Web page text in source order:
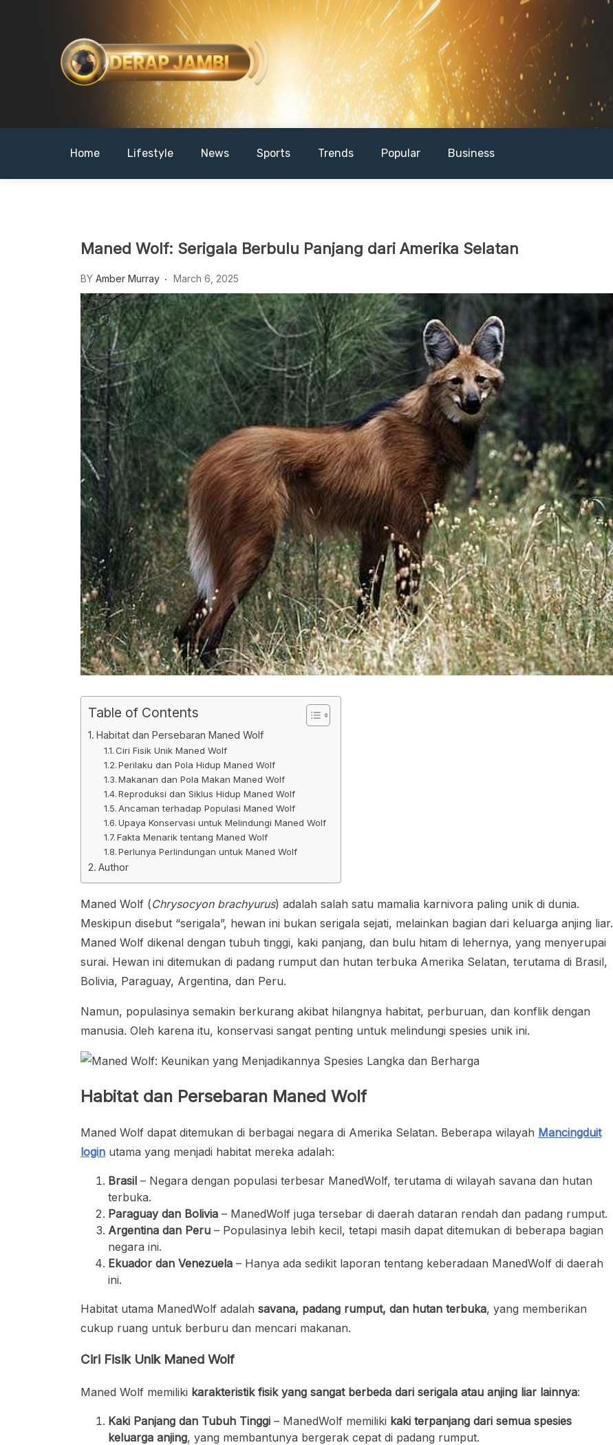
DERAPJAMBI
Home Lifestyle News Sports Trends Popular Business
Maned Wolf: Serigala Berbulu Panjang dari Amerika Selatan
BY Amber Murray March 6, 2025
Table of Contents
Habitat dan Persebaran Maned Wolf
Ciri Fisik Unik Maned Wolf
Perilaku dan Pola Hidup Maned Wolf
Makanan dan Pola Makan Maned Wolf
Reproduksi dan Siklus Hidup Maned Wolf
Ancaman terhadap Populasi Maned Wolf
Upaya Konservasi untuk Melindungi Maned Wolf
Fakta Menarik tentang Maned Wolf
Perlunya Perlindungan untuk Maned Wolf
Author
Maned Wolf (Chrysocyon brachyurus) adalah salah satu mamalia karnivora paling unik di dunia.
Meskipun disebut “serigala”, hewan ini bukan serigala sejati, melainkan bagian dari keluarga anjing liar.
Maned Wolf dikenal dengan tubuh tinggi, kaki panjang, dan bulu hitam di lehernya, yang menyerupai
surai. Hewan ini ditemukan di padang rumput dan hutan terbuka Amerika Selatan, terutama di Brasil,
Bolivia, Paraguay, Argentina, dan Peru.
Namun, populasinya semakin berkurang akibat hilangnya habitat, perburuan, dan konflik dengan
manusia. Oleh karena itu, konservasi sangat penting untuk melindungi spesies unik ini.
Habitat dan Persebaran Maned Wolf
Maned Wolf dapat ditemukan di berbagai negara di Amerika Selatan. Beberapa wilayah Mancingduit
login utama yang menjadi habitat mereka adalah:
Brasil – Negara dengan populasi terbesar ManedWolf, terutama di wilayah savana dan hutan
terbuka.
Paraguay dan Bolivia – ManedWolf juga tersebar di daerah dataran rendah dan padang rumput.
Argentina dan Peru – Populasinya lebih kecil, tetapi masih dapat ditemukan di beberapa bagian
negara ini.
Ekuador dan Venezuela – Hanya ada sedikit laporan tentang keberadaan ManedWolf di daerah
ini.
Habitat utama ManedWolf adalah savana, padang rumput, dan hutan terbuka, yang memberikan
cukup ruang untuk berburu dan mencari makanan.
Ciri Fisik Unik Maned Wolf
Maned Wolf memiliki karakteristik fisik yang sangat berbeda dari serigala atau anjing liar lainnya:
Kaki Panjang dan Tubuh Tinggi – ManedWolf memiliki kaki terpanjang dari semua spesies
keluarga anjing, yang membantunya bergerak cepat di padang rumput.